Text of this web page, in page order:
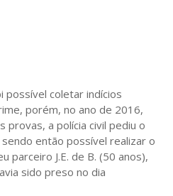
possível coletar indícios
porém, no ano de 2016,
provas, a polícia civil pediu o
então possível realizar o
parceiro J.E. de B. (50 anos),
sido preso no dia